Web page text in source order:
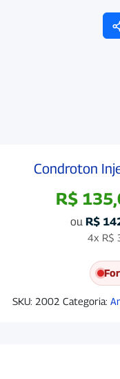
Condroton
R$
ou R$
4x R$
SKU: 2002 Categoria: